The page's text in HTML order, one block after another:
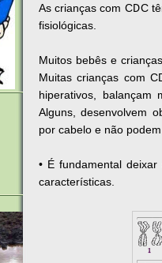
As crianças com CDC
fisiológicas.
Muitos bebês e
Muitas crianças com
hiperativos, balançam
Alguns, desenvolvem
por cabelo e não
• É fundamental
características.